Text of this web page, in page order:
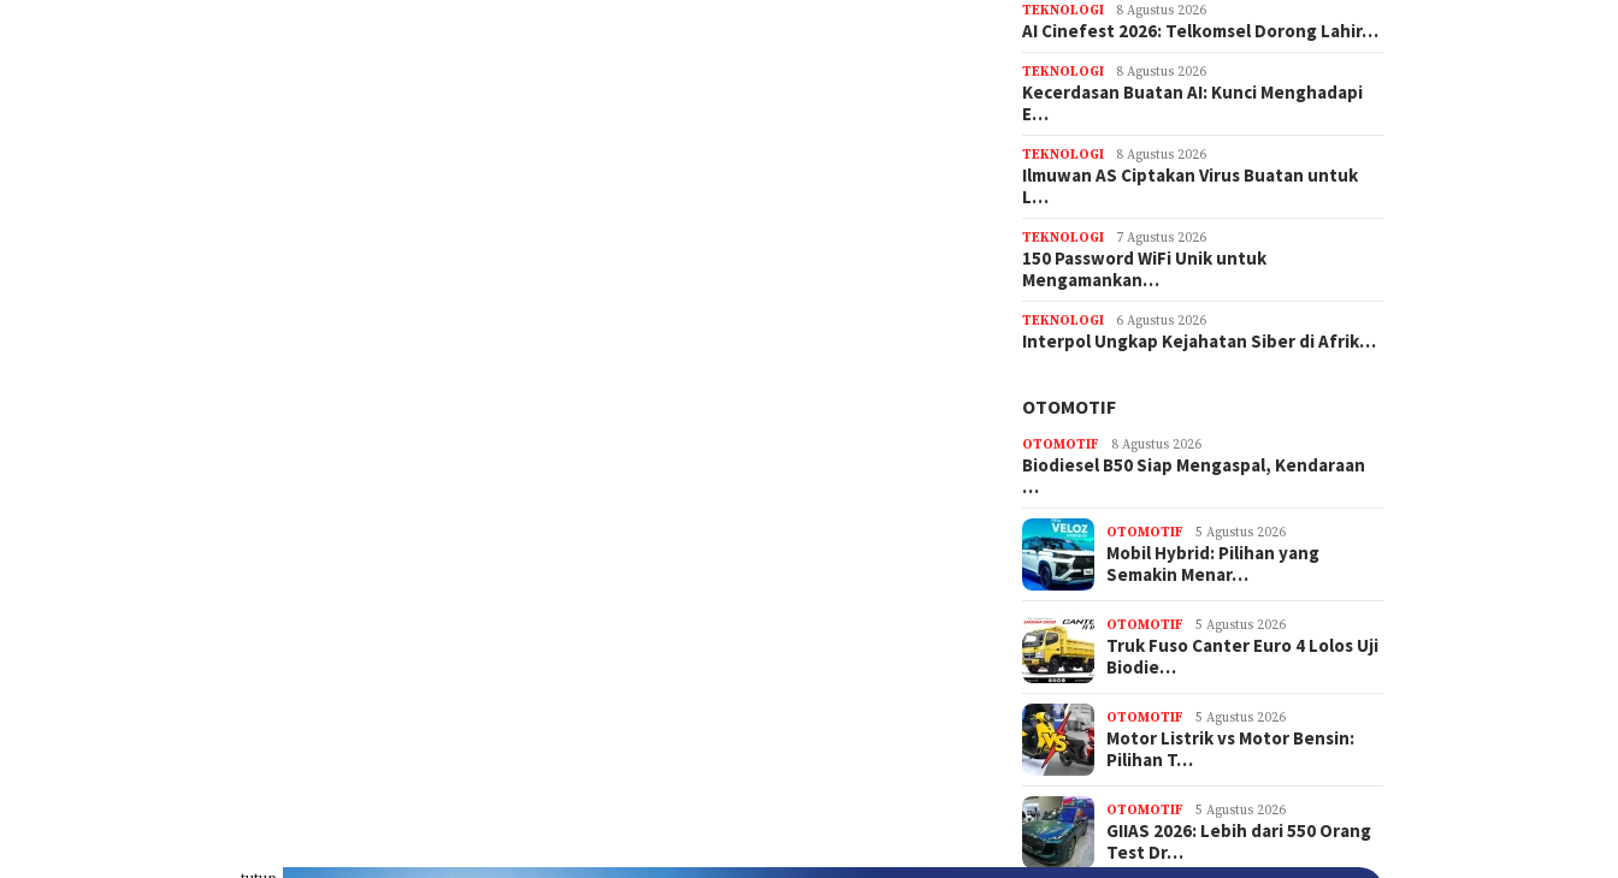
TEKNOLOGI 8 Agustus 2026
AI Cinefest 2026: Telkomsel Dorong Lahir…
TEKNOLOGI 8 Agustus 2026
Kecerdasan Buatan AI: Kunci Menghadapi
E…
TEKNOLOGI 8 Agustus 2026
Ilmuwan AS Ciptakan Virus Buatan untuk
L…
TEKNOLOGI 7 Agustus 2026
150 Password WiFi Unik untuk
Mengamankan…
TEKNOLOGI 6 Agustus 2026
Interpol Ungkap Kejahatan Siber di Afrik…
OTOMOTIF
OTOMOTIF 8 Agustus 2026
Biodiesel B50 Siap Mengaspal, Kendaraan
…
OTOMOTIF 5 Agustus 2026
Mobil Hybrid: Pilihan yang
Semakin Menar…
OTOMOTIF 5 Agustus 2026
Truk Fuso Canter Euro 4 Lolos Uji
Biodie…
OTOMOTIF 5 Agustus 2026
Motor Listrik vs Motor Bensin:
Pilihan T…
OTOMOTIF 5 Agustus 2026
GIIAS 2026: Lebih dari 550 Orang
Test Dr…